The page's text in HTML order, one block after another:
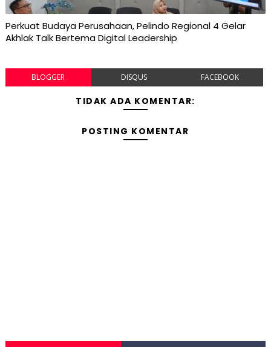
Perkuat Budaya Perusahaan, Pelindo Regional 4 Gelar
Akhlak Talk Bertema Digital Leadership
BLOGGER DISQUS FACEBOOK
TIDAK ADA KOMENTAR:
POSTING KOMENTAR